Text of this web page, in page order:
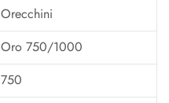
Orecchini
Oro 750/1000
750